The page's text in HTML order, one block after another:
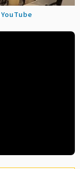
YouTube